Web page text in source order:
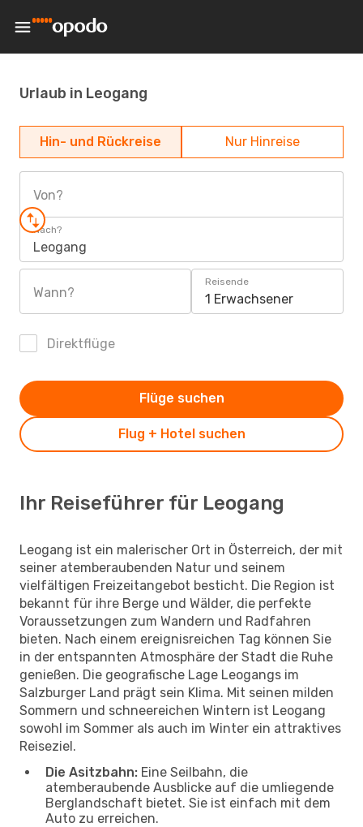
Urlaub in Leogang
Hin- und Rückreise Nur Hinreise
Von?
Nach?
Leogang
Wann?
Reisende
1 Erwachsener
Direktflüge
Flug + Hotel suchen
Flüge suchen
Ihr Reiseführer für Leogang
Leogang ist ein malerischer Ort in Österreich, der mit
seiner atemberaubenden Natur und seinem
vielfältigen Freizeitangebot besticht. Die Region ist
bekannt für ihre Berge und Wälder, die perfekte
Voraussetzungen zum Wandern und Radfahren
bieten. Nach einem ereignisreichen Tag können Sie
in der entspannten Atmosphäre der Stadt die Ruhe
genießen. Die geografische Lage Leogangs im
Salzburger Land prägt sein Klima. Mit seinen milden
Sommern und schneereichen Wintern ist Leogang
sowohl im Sommer als auch im Winter ein attraktives
Reiseziel.
Die Asitzbahn: Eine Seilbahn, die
atemberaubende Ausblicke auf die umliegende
Berglandschaft bietet. Sie ist einfach mit dem
Auto zu erreichen.